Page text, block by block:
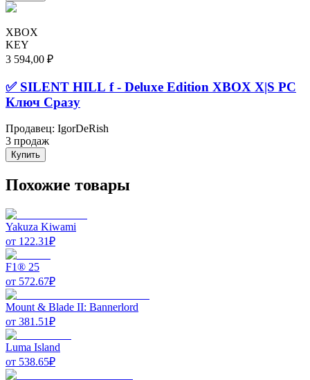
XBOX
KEY
3 594,00 ₽
✅ SILENT HILL f - Deluxe Edition XBOX X|S PC
Ключ Сразу
Продавец: IgorDeRish
3 продаж
Купить
Похожие товары
Yakuza Kiwami
от 122.31₽
F1® 25
от 572.67₽
Mount & Blade II: Bannerlord
от 381.51₽
Luma Island
от 538.65₽